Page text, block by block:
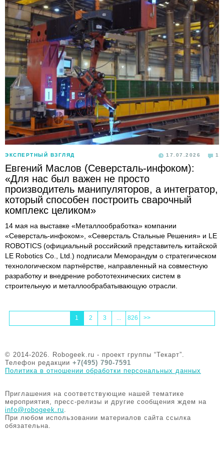
ЭКСПЕРТНЫЙ ВЗГЛЯД 17.07.2026 1
Евгений Маслов (Северсталь-инфоком):
«Для нас был важен не просто
производитель манипуляторов, а интегратор,
который способен построить сварочный
комплекс целиком»
14 мая на выставке «Металлообработка» компании
«Северсталь-инфоком», «Северсталь Стальные Решения» и LE
ROBOTICS (официальный российский представитель китайской
LE Robotics Co., Ltd.) подписали Меморандум о стратегическом
технологическом партнёрстве, направленный на совместную
разработку и внедрение робототехнических систем в
строительную и металлообрабатывающую отрасли.
1 2 3 ... 826 >>
© 2014-2026. Robogeek.ru - проект группы “Текарт”.
Телефон редакции +7(495) 790-7591
Политика в отношении обработки персональных данных
Приглашения на соответствующие нашей тематике
мероприятия, пресс-релизы и другие сообщения ждем на
info@robogeek.ru.
При любом использовании материалов сайта ссылка
обязательна.